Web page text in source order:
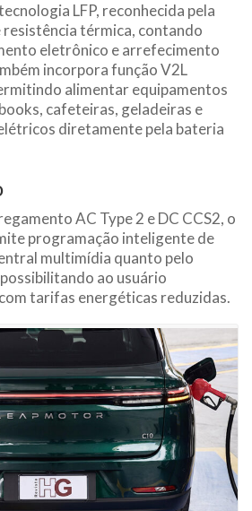
LFP, reconhecida pela
térmica, contando
eletrônico e arrefecimento
incorpora função V2L
alimentar equipamentos
cafeteiras, geladeiras e
diretamente pela bateria
AC Type 2 e DC CCS2, o
programação inteligente de
multimídia quanto pelo
ao usuário
tarifas energéticas reduzidas.